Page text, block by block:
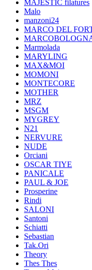
MAJESTIC filatures
Malo
manzoni24
MARCO DEL
Marmolada
MARYLING
MAX&MOI
MOMONI
MONTECORE
MOTHER
MRZ
MSGM
MYGREY
N21
NERVURE
NUDE
Orciani
OSCAR TIYE
PANICALE
PAUL & JOE
Prosperine
Rindi
SALONI
Santoni
Schiatti
Sebastian
Tak.Ori
Theory
Thes Thes